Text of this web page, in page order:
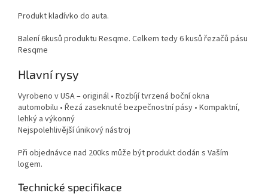
Produkt kladívko do auta.
Balení 6kusů produktu Resqme. Celkem tedy 6 kusů řezačů pásu
Resqme
Hlavní rysy
Vyrobeno v USA – originál • Rozbíjí tvrzená boční okna
automobilu • Řezá zaseknuté bezpečnostní pásy • Kompaktní,
lehký a výkonný
Nejspolehlivější únikový nástroj
Při objednávce nad 200ks může být produkt dodán s Vaším
logem.
Technické specifikace